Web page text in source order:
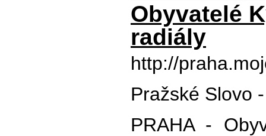
Obyvatelé
radiály
http://
Pražské Slovo
PRAHA -